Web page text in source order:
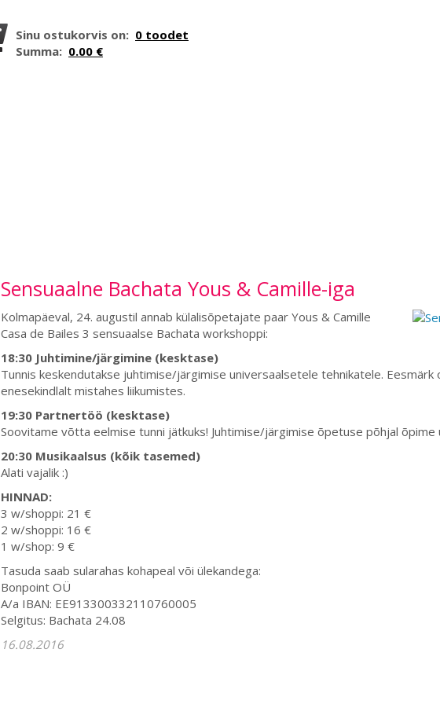
Sinu ostukorvis on: 0 toodet
Summa: 0.00 €
Sensuaalne Bachata Yous & Camille-iga
Kolmapäeval, 24. augustil annab külalisõpetajate paar Yous & Camille
Casa de Bailes 3 sensuaalse Bachata workshoppi:
18:30 Juhtimine/järgimine (kesktase)
Tunnis keskendutakse juhtimise/järgimise universaalsetele tehnikatele. Eesmärk
enesekindlalt mistahes liikumistes.
19:30 Partnertöö (kesktase)
Soovitame võtta eelmise tunni jätkuks! Juhtimise/järgimise õpetuse põhjal õpime
20:30 Musikaalsus (kõik tasemed)
Alati vajalik :)
HINNAD:
3 w/shoppi: 21 €
2 w/shoppi: 16 €
1 w/shop: 9 €
Tasuda saab sularahas kohapeal või ülekandega:
Bonpoint OÜ
A/a IBAN: EE913300332110760005
Selgitus: Bachata 24.08
16.08.2016